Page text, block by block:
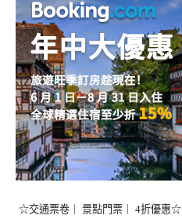
☆交通票卷｜ 景點門票｜ 4折優惠☆